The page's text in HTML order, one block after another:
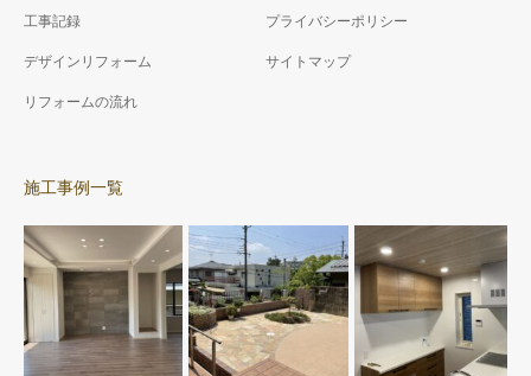
工事記録
デザインリフォーム
リフォームの流れ
プライバシーポリシー
サイトマップ
施工事例一覧